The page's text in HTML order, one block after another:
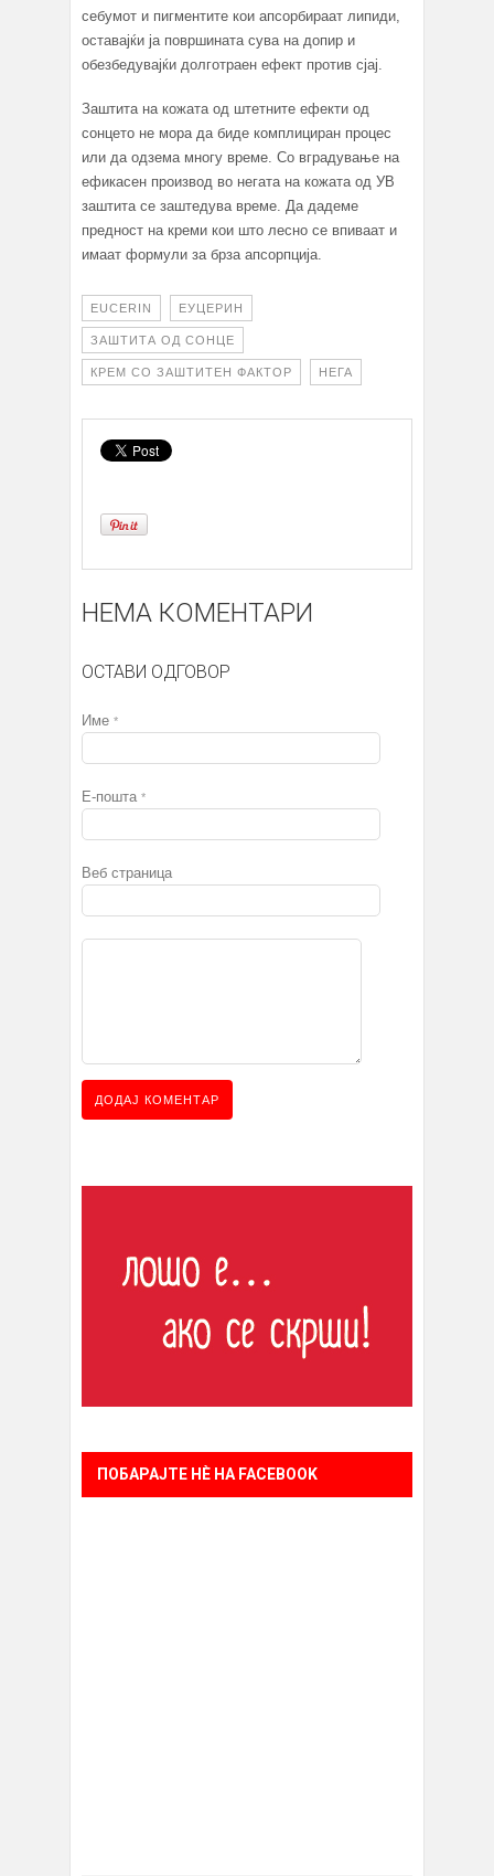
себумот и пигментите кои апсорбираат липиди,
оставајќи ја површината сува на допир и
обезбедувајќи долготраен ефект против сјај.
Заштита на кожата од штетните ефекти од
сонцето не мора да биде комплициран процес
или да одзема многу време. Со вградување на
ефикасен производ во негата на кожата од УВ
заштита се заштедува време. Да дадеме
предност на креми кои што лесно се впиваат и
имаат формули за брза апсорпција.
EUCERIN ЕУЦЕРИН
ЗАШТИТА ОД СОНЦЕ
КРЕМ СО ЗАШТИТЕН ФАКТОР НЕГА
НЕМА КОМЕНТАРИ
ОСТАВИ ОДГОВОР
Име *
Е-пошта *
Веб страница
ПОБАРАЈТЕ НÈ НА FACEBOOK